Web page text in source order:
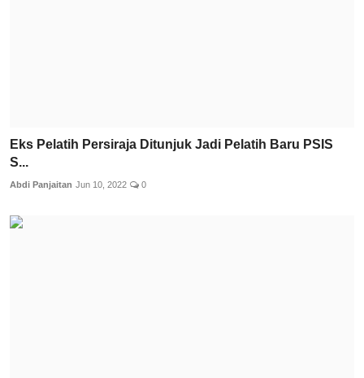
Eks Pelatih Persiraja Ditunjuk Jadi Pelatih Baru PSIS
S...
Abdi Panjaitan Jun 10, 2022 0